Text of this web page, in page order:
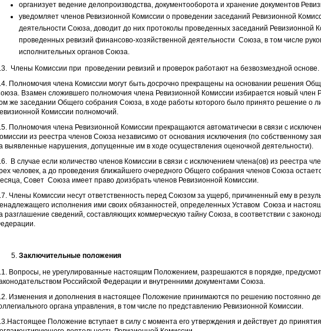
организует ведение делопроизводства, документооборота и хранение документов
уведомляет членов Ревизионной Комиссии о проведении заседаний Ревизионной
деятельности Союза, доводит до них протоколы проведенных заседаний Ревизионной
проведенных ревизий финансово-хозяйственной деятельности Союза, в том числе
исполнительных органов Союза.
Члены Комиссии при проведении ревизий и проверок работают на безвозмездной основе.
Полномочия члена Комиссии могут быть досрочно прекращены на основании решения
Взамен сложившего полномочия члена Ревизионной Комиссии избирается новый член
же заседании Общего собрания Союза, в ходе работы которого было принято решение о
Комиссии полномочий.
Полномочия члена Ревизионной Комиссии прекращаются автоматически в связи с
из реестра членов Союза независимо от основания исключения (по собственному
выявленные нарушения, допущенные им в ходе осуществления оценочной деятельности).
В случае если количество членов Комиссии в связи с исключением члена(ов) из реестра
человек, а до проведения ближайшего очередного Общего собрания членов Союза
Совет Союза имеет право доизбрать членов Ревизионной Комиссии.
Члены Комиссии несут ответственность перед Союзом за ущерб, причиненный ему в
исполнения ими своих обязанностей, определенных Уставом Союза и
разглашение сведений, составляющих коммерческую тайну Союза, в соответствии с
Заключительные положения
Вопросы, не урегулированные настоящим Положением, разрешаются в порядке,
Российской Федерации и внутренними документами Союза.
Изменения и дополнения в настоящее Положение принимаются по решению постоянно
органа управления, в том числе по представлению Ревизионной Комиссии.
Положение вступает в силу с момента его утверждения и действует до